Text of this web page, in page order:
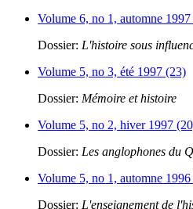
Volume 6, no 1, automne
Dossier: L'histoire sous
Volume 5, no 3, été 1997 (23)
Dossier: Mémoire et histoire
Volume 5, no 2, hiver 1997
Dossier: Les anglophones du
Volume 5, no 1, automne
Dossier: L'enseignement de